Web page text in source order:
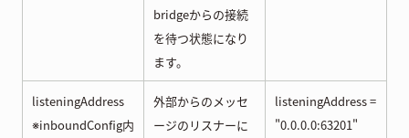
bridgeからの接続
を待つ状態になり
ます。
listeningAddress
※inboundConfig内
外部からのメッセ
ージのリスナーに
listeningAddress =
"0.0.0.0:63201"